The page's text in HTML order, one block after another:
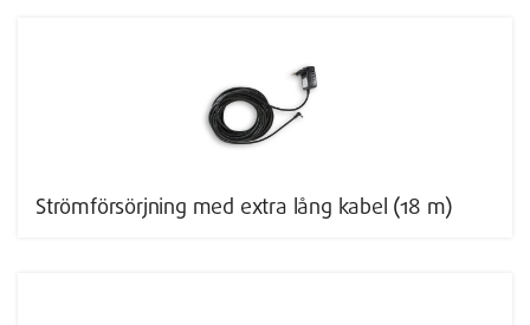
Strömförsörjning med extra lång kabel (18 m)